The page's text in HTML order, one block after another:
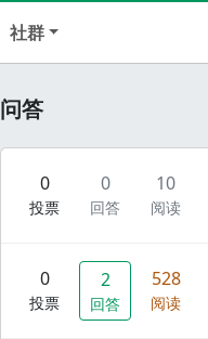
社群
问答
0
投票
0
回答
10
阅读
0
投票
2
回答
528
阅读